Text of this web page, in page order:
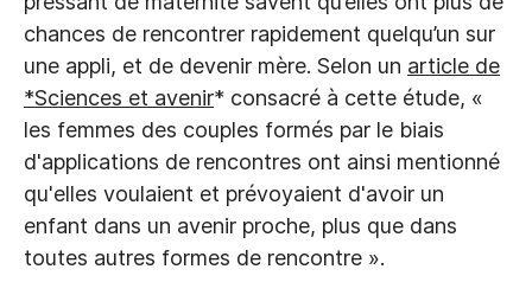
chances de rencontrer rapidement quelqu’un sur
une appli, et de devenir mère. Selon un article de
*Sciences et avenir* consacré à cette étude, «
les femmes des couples formés par le biais
d'applications de rencontres ont ainsi mentionné
qu'elles voulaient et prévoyaient d'avoir un
enfant dans un avenir proche, plus que dans
toutes autres formes de rencontre ».